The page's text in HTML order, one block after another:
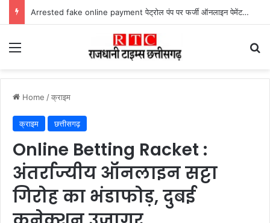
Arrested fake online payment पेट्रोल पंप पर फर्जी ऑनलाइन पेमेंट दिखाकर ठगी करने वाला युवक गिरफ्तार
Menu
Home /क्राइम
क्राइम छत्तीसगढ़
Online Betting Racket :
अंतर्राज्यीय ऑनलाइन सट्टा
गिरोह का भंडाफोड़, दुबई